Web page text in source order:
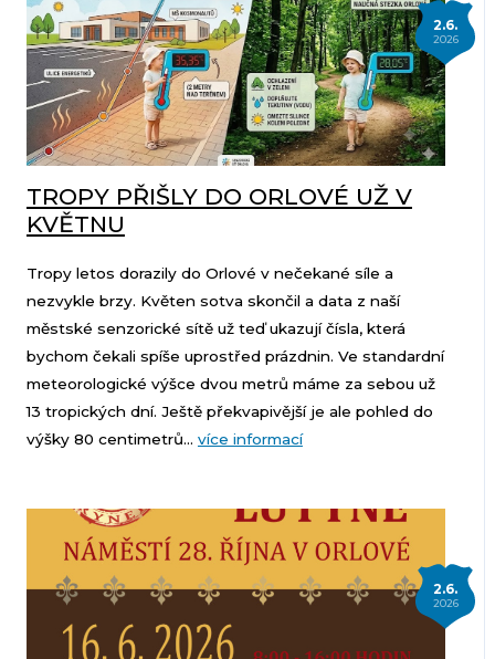
2.6.
2026
TROPY PŘIŠLY DO ORLOVÉ UŽ V
KVĚTNU
Tropy letos dorazily do Orlové v nečekané síle a
nezvykle brzy. Květen sotva skončil a data z naší
městské senzorické sítě už teď ukazují čísla, která
bychom čekali spíše uprostřed prázdnin. Ve standardní
meteorologické výšce dvou metrů máme za sebou už
13 tropických dní. Ještě překvapivější je ale pohled do
výšky 80 centimetrů... více informací
2.6.
2026